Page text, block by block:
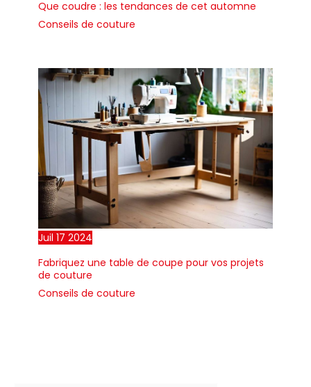
Que coudre : les tendances de cet automne
Conseils de couture
Juil 17 2024
Fabriquez une table de coupe pour vos projets
de couture
Conseils de couture